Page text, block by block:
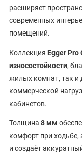
расширяет
современных
помещений.
Коллекция Egger Pro
износостойкости,
жилых комнат, так и
коммерческой
кабинетов.
Толщина 8 мм
комфорт при ходьбе,
и создаёт